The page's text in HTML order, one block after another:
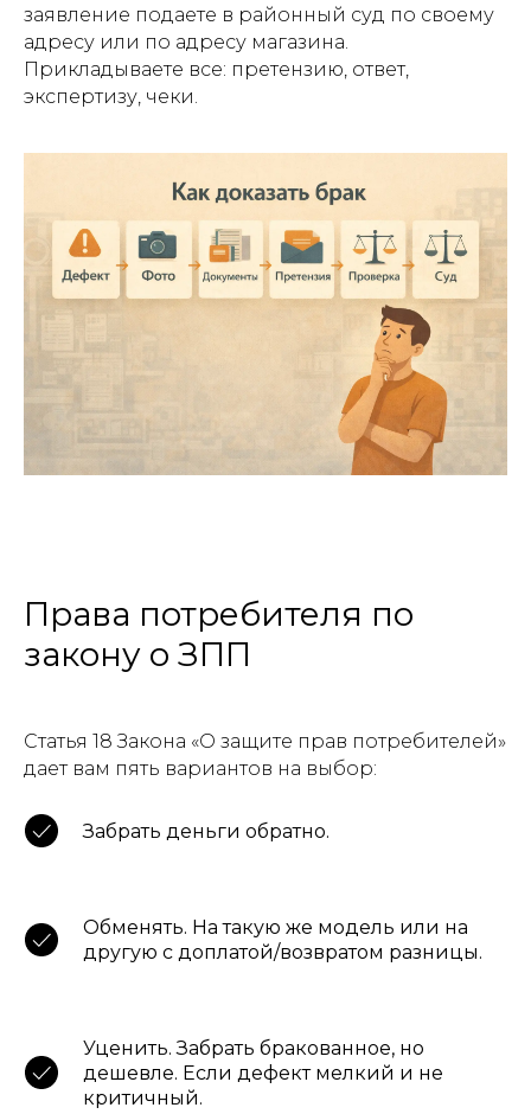
заявление подаете в районный суд по своему
адресу или по адресу магазина.
Прикладываете все: претензию, ответ,
экспертизу, чеки.
Права потребителя по
закону о ЗПП
Статья 18 Закона «О защите прав потребителей»
дает вам пять вариантов на выбор:
Забрать деньги обратно.
Обменять. На такую же модель или на
другую с доплатой/возвратом разницы.
Уценить. Забрать бракованное, но
дешевле. Если дефект мелкий и не
критичный.